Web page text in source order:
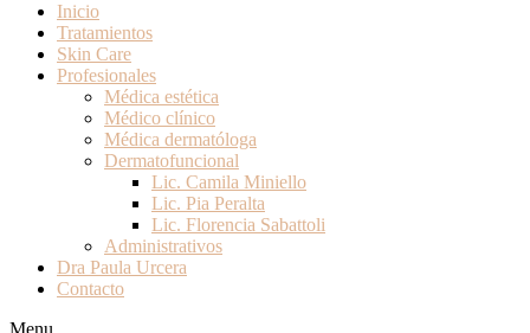
Inicio
Tratamientos
Skin Care
Profesionales
Médica estética
Médico clínico
Médica dermatóloga
Dermatofuncional
Lic. Camila Miniello
Lic. Pia Peralta
Lic. Florencia Sabattoli
Administrativos
Dra Paula Urcera
Contacto
Menu